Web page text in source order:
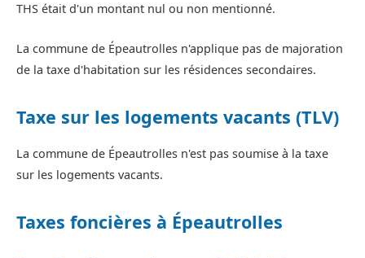
THS était d'un montant nul ou non mentionné.
La commune de Épeautrolles n'applique pas de majoration
de la taxe d'habitation sur les résidences secondaires.
Taxe sur les logements vacants (TLV)
La commune de Épeautrolles n'est pas soumise à la taxe
sur les logements vacants.
Taxes foncières à Épeautrolles